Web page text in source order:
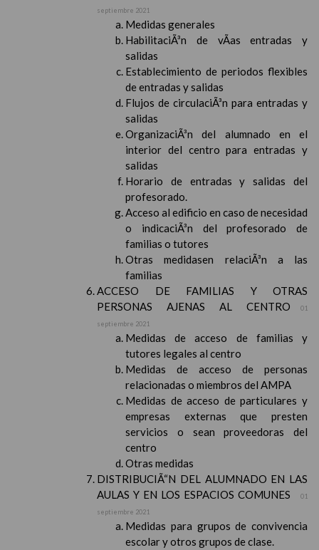
septiembre 2021
Medidas generales
HabilitaciÃ³n de vÃ­as entradas y
salidas
Establecimiento de periodos flexibles
de entradas y salidas
Flujos de circulaciÃ³n para entradas y
salidas
OrganizaciÃ³n del alumnado en el
interior del centro para entradas y
salidas
Horario de entradas y salidas del
profesorado.
Acceso al edificio en caso de necesidad
o indicaciÃ³n del profesorado de
familias o tutores
Otras medidasen relaciÃ³n a las
familias
ACCESO DE FAMILIAS Y OTRAS
PERSONAS AJENAS AL CENTRO
01
septiembre 2021
Medidas de acceso de familias y
tutores legales al centro
Medidas de acceso de personas
relacionadas o miembros del AMPA
Medidas de acceso de particulares y
empresas externas que presten
servicios o sean proveedoras del
centro
Otras medidas
DISTRIBUCIÃ“N DEL ALUMNADO EN LAS
AULAS Y EN LOS ESPACIOS COMUNES
01
septiembre 2021
Medidas para grupos de convivencia
escolar y otros grupos de clase.